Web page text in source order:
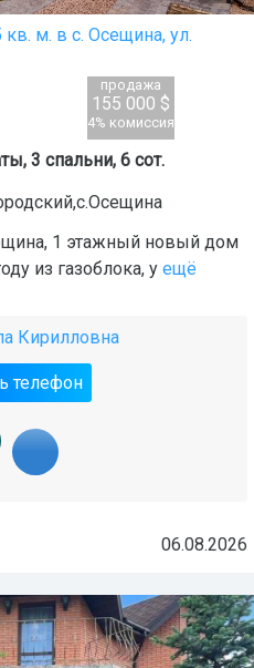
м. в с. Осещина, ул.
продажа
155 000 $
4% комиссия
3 спальни, 6 сот.
1 этажный новый дом
из газоблока, у ещё
Кирилловна
телефон
06.08.2026